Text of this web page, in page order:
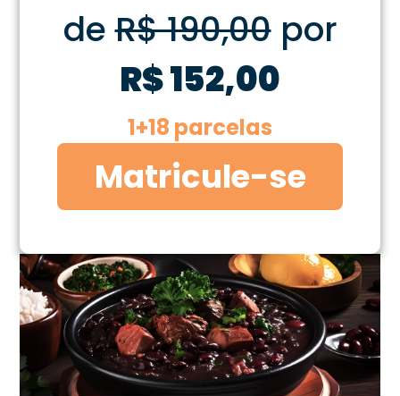
deR$ 190,00por
R$ 152,00
1+18 parcelas
Matricule-se